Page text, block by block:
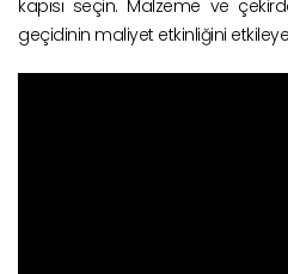
kapısı seçin. Malzeme ve
geçidinin maliyet etkinliğini